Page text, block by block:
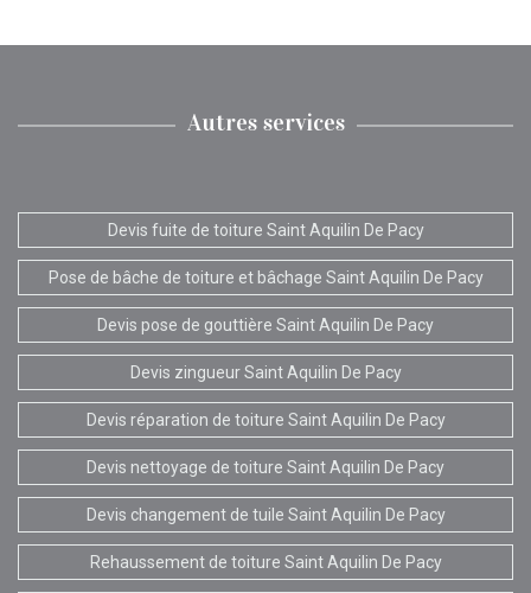
Autres services
Devis fuite de toiture Saint Aquilin De Pacy
Pose de bâche de toiture et bâchage Saint Aquilin De Pacy
Devis pose de gouttière Saint Aquilin De Pacy
Devis zingueur Saint Aquilin De Pacy
Devis réparation de toiture Saint Aquilin De Pacy
Devis nettoyage de toiture Saint Aquilin De Pacy
Devis changement de tuile Saint Aquilin De Pacy
Rehaussement de toiture Saint Aquilin De Pacy